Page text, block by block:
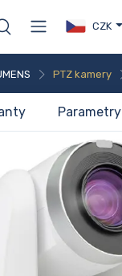
CZK
PTZ kamery
Parametry